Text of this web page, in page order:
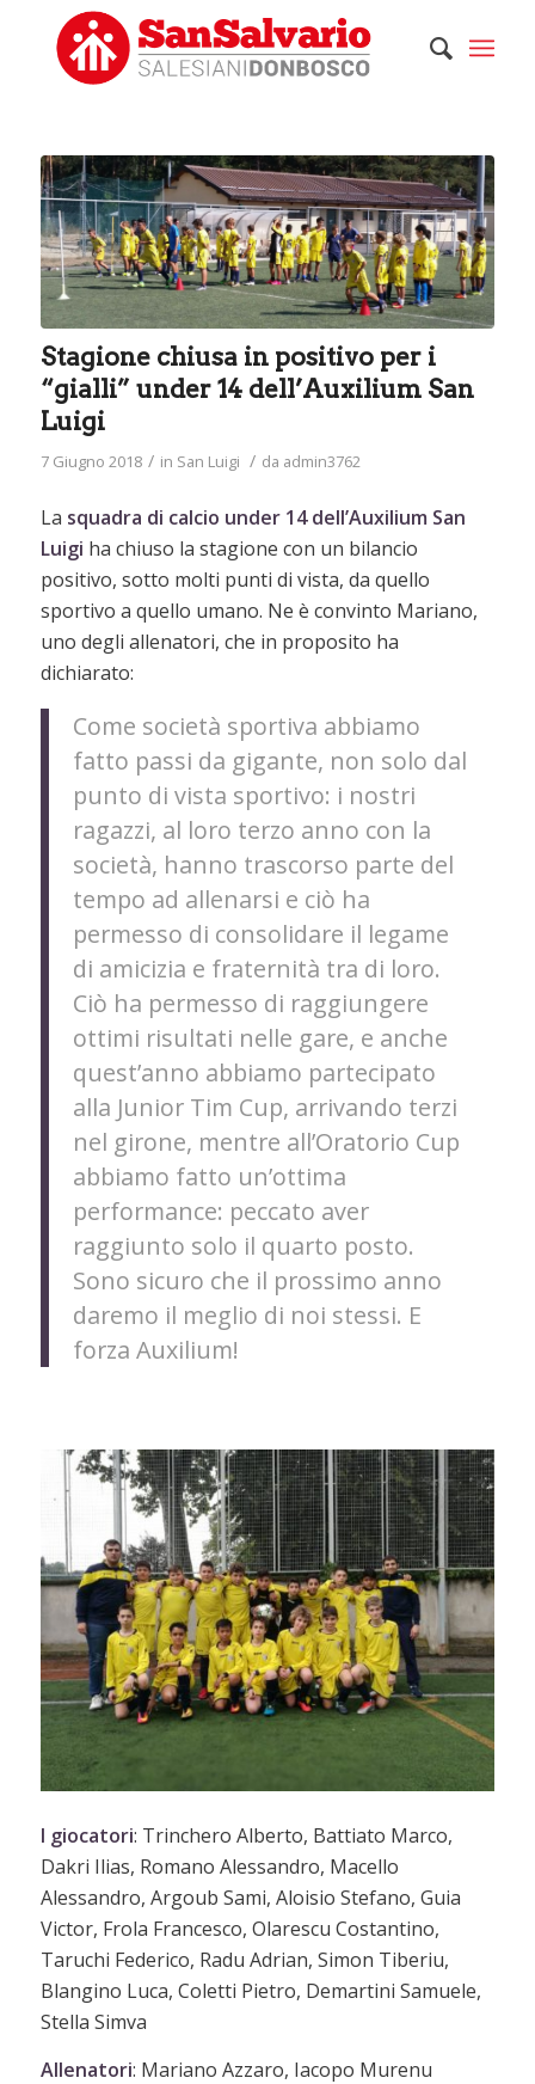
Stagione chiusa in positivo per i
“gialli” under 14 dell’Auxilium San
Luigi
7 Giugno 2018 / in San Luigi / da admin3762
La squadra di calcio under 14 dell’Auxilium San
Luigi ha chiuso la stagione con un bilancio
positivo, sotto molti punti di vista, da quello
sportivo a quello umano. Ne è convinto Mariano,
uno degli allenatori, che in proposito ha
dichiarato:
Come società sportiva abbiamo
fatto passi da gigante, non solo dal
punto di vista sportivo: i nostri
ragazzi, al loro terzo anno con la
società, hanno trascorso parte del
tempo ad allenarsi e ciò ha
permesso di consolidare il legame
di amicizia e fraternità tra di loro.
Ciò ha permesso di raggiungere
ottimi risultati nelle gare, e anche
quest’anno abbiamo partecipato
alla Junior Tim Cup, arrivando terzi
nel girone, mentre all’Oratorio Cup
abbiamo fatto un’ottima
performance: peccato aver
raggiunto solo il quarto posto.
Sono sicuro che il prossimo anno
daremo il meglio di noi stessi. E
forza Auxilium!
I giocatori: Trinchero Alberto, Battiato Marco,
Dakri Ilias, Romano Alessandro, Macello
Alessandro, Argoub Sami, Aloisio Stefano, Guia
Victor, Frola Francesco, Olarescu Costantino,
Taruchi Federico, Radu Adrian, Simon Tiberiu,
Blangino Luca, Coletti Pietro, Demartini Samuele,
Stella Simva
Allenatori: Mariano Azzaro, Iacopo Murenu